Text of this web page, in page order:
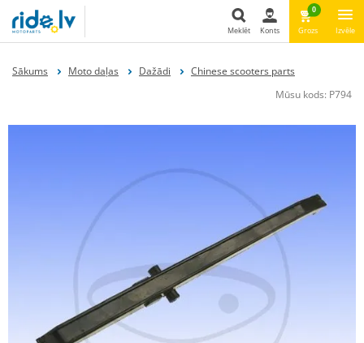
Meklēt Konts
0
Grozs Izvēle
Sākums Moto daļas Dažādi
Chinese scooters parts
Mūsu kods: P794